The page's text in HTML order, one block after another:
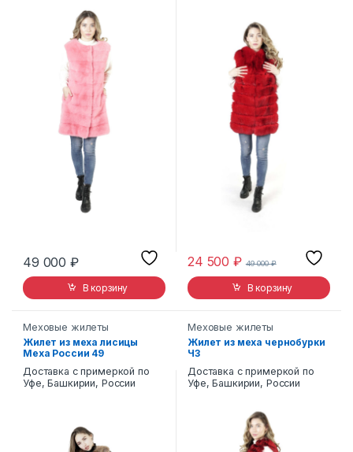
49 000₽
В корзину
24 500₽ 49 000₽
В корзину
Меховые жилеты
Жилет из меха лисицы
Меха России 49
Доставка с примеркой по
Уфе, Башкирии, России
Меховые жилеты
Жилет из меха чернобурки
ЧЗ
Доставка с примеркой по
Уфе, Башкирии, России